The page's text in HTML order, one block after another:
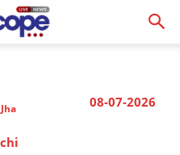
08-07-2026